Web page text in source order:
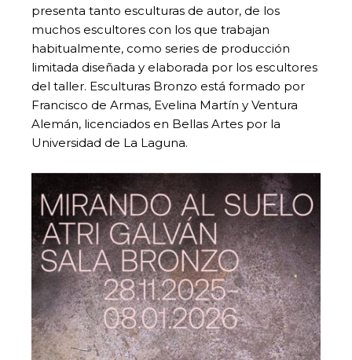
presenta tanto esculturas de autor, de los
muchos escultores con los que trabajan
habitualmente, como series de producción
limitada diseñada y elaborada por los escultores
del taller. Esculturas Bronzo está formado por
Francisco de Armas, Evelina Martín y Ventura
Alemán, licenciados en Bellas Artes por la
Universidad de La Laguna.